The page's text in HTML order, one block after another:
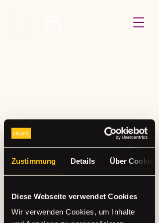
Zustimmung Details Über Cookies
Diese Webseite verwendet Cookies
Wir verwenden Cookies, um Inhalte
Keine Preispläne
verfügbar
Sobald Preispläne zum Kauf
Zurück zur Startseite